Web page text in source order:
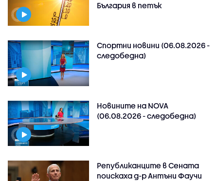
България в петък
Спортни новини (06.08.2026 -
следобедна)
Новините на NOVA
(06.08.2026 - следобедна)
Републиканците в Сената
поискаха д-р Антъни Фаучи